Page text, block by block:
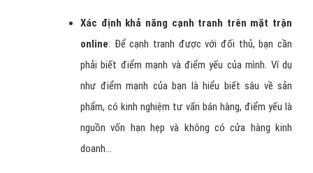
Xác định khả năng cạnh tranh trên mặt trận
online: Để cạnh tranh được với đối thủ, bạn cần
phải biết điểm mạnh và điểm yếu của mình. Ví dụ
như điểm mạnh của bạn là hiểu biết sâu về sản
phẩm, có kinh nghiệm tư vấn bán hàng, điểm yếu là
nguồn vốn hạn hẹp và không có cửa hàng kinh
doanh…